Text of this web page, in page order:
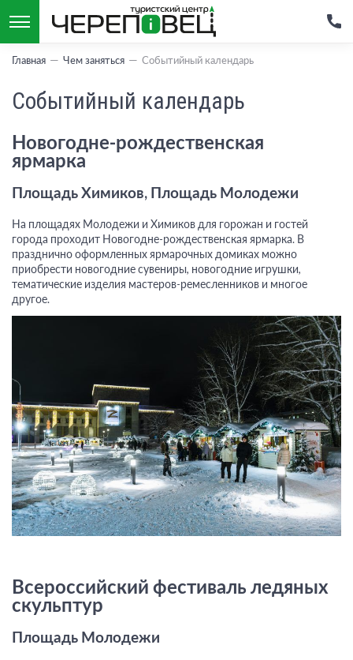
Главная Чем заняться Событийный календарь
Событийный календарь
Новогодне-рождественская
ярмарка
Площадь Химиков, Площадь Молодежи
На площадях Молодежи и Химиков для горожан и гостей
города проходит Новогодне-рождественская ярмарка. В
празднично оформленных ярмарочных домиках можно
приобрести новогодние сувениры, новогодние игрушки,
тематические изделия мастеров-ремесленников и многое
другое.
Всероссийский фестиваль ледяных
скульптур
Площадь Молодежи